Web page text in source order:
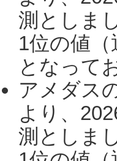
測としま
1位の値
となって
アメダス
より、
測としま